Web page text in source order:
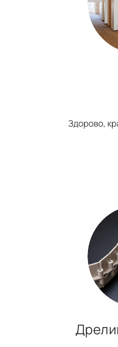
Здорово,